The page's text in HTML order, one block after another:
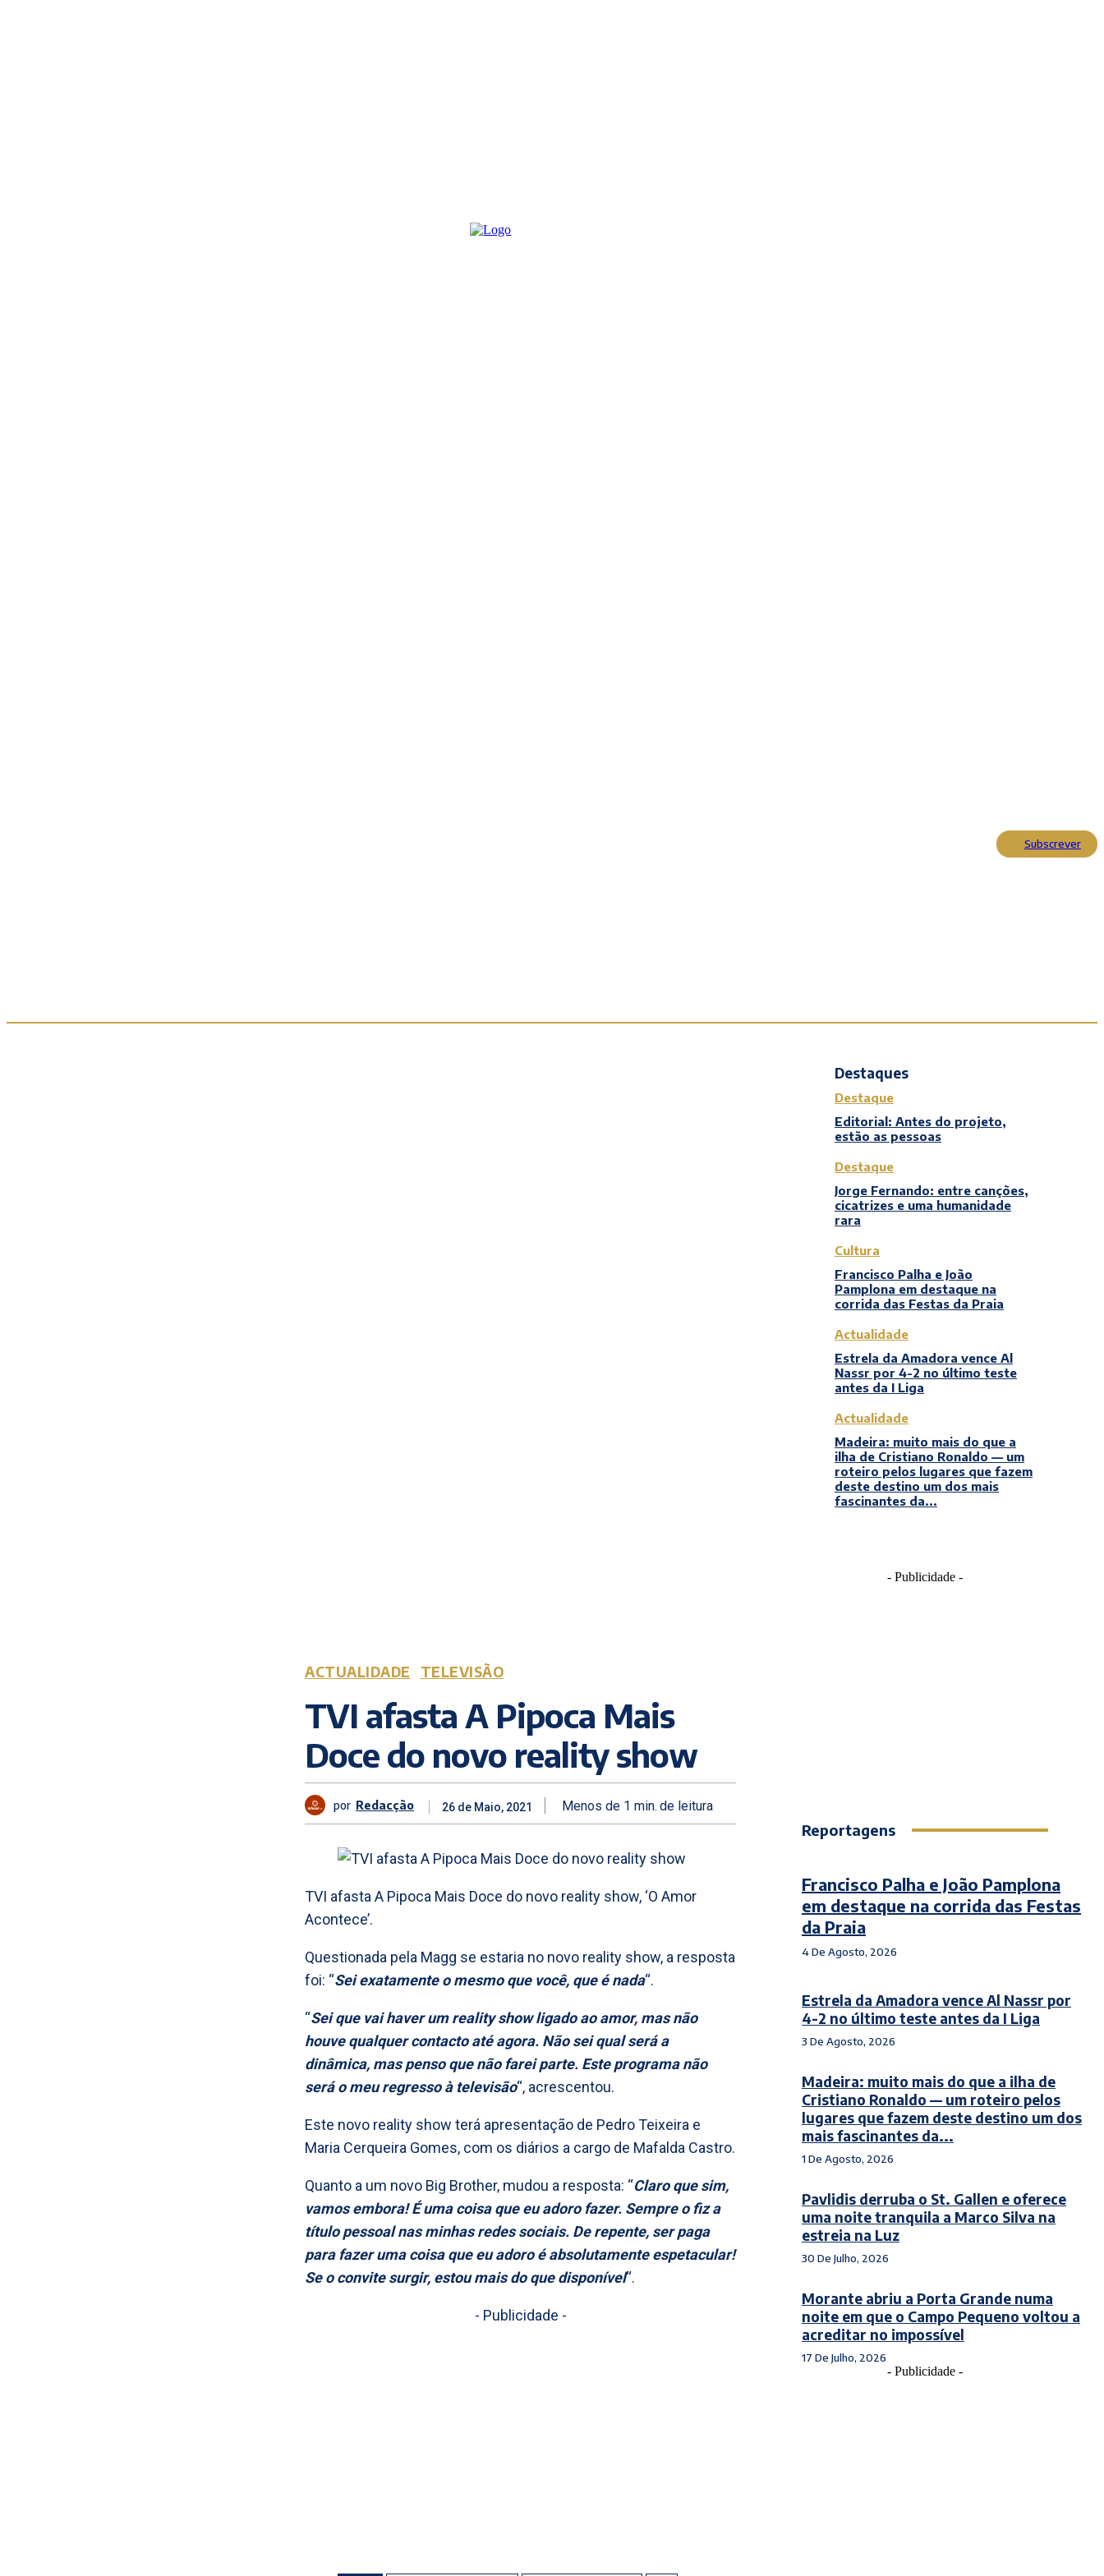
Subscrever
ACTUALIDADE TELEVISÃO
TVI afasta A Pipoca Mais
Doce do novo reality show
por Redacção 26 de Maio, 2021 Menos de 1 min. de leitura
TVI afasta A Pipoca Mais Doce do novo reality show, ‘O Amor
Acontece’.
Questionada pela Magg se estaria no novo reality show, a resposta
foi: “Sei exatamente o mesmo que você, que é nada“.
“Sei que vai haver um reality show ligado ao amor, mas não
houve qualquer contacto até agora. Não sei qual será a
dinâmica, mas penso que não farei parte. Este programa não
será o meu regresso à televisão“, acrescentou.
Este novo reality show terá apresentação de Pedro Teixeira e
Maria Cerqueira Gomes, com os diários a cargo de Mafalda Castro.
Quanto a um novo Big Brother, mudou a resposta: “Claro que sim,
vamos embora! É uma coisa que eu adoro fazer. Sempre o fiz a
título pessoal nas minhas redes sociais. De repente, ser paga
para fazer uma coisa que eu adoro é absolutamente espetacular!
Se o convite surgir, estou mais do que disponível“.
- Publicidade -
Destaques
Destaque
Editorial: Antes do projeto,
estão as pessoas
Destaque
Jorge Fernando: entre canções,
cicatrizes e uma humanidade
rara
Cultura
Francisco Palha e João
Pamplona em destaque na
corrida das Festas da Praia
Actualidade
Estrela da Amadora vence Al
Nassr por 4-2 no último teste
antes da I Liga
Actualidade
Madeira: muito mais do que a
ilha de Cristiano Ronaldo — um
roteiro pelos lugares que fazem
deste destino um dos mais
fascinantes da...
- Publicidade -
Reportagens
Francisco Palha e João Pamplona
em destaque na corrida das Festas
da Praia
4 De Agosto, 2026
Estrela da Amadora vence Al Nassr por
4-2 no último teste antes da I Liga
3 De Agosto, 2026
Madeira: muito mais do que a ilha de
Cristiano Ronaldo — um roteiro pelos
lugares que fazem deste destino um dos
mais fascinantes da...
1 De Agosto, 2026
Pavlidis derruba o St. Gallen e oferece
uma noite tranquila a Marco Silva na
estreia na Luz
30 De Julho, 2026
Morante abriu a Porta Grande numa
noite em que o Campo Pequeno voltou a
acreditar no impossível
17 De Julho, 2026
- Publicidade -